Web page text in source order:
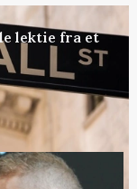
lektie fra et